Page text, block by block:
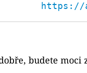
https://
budete